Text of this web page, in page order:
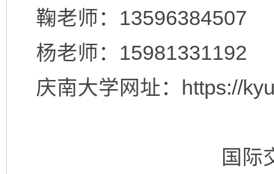
鞠老师：13596384507
杨老师：15981331192
庆南大学网址：https://
国际